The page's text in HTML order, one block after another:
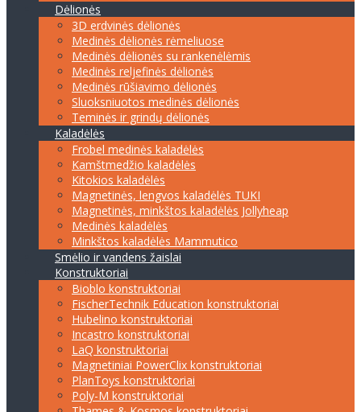
Dėlionės
3D erdvinės dėlionės
Medinės dėlionės rėmeliuose
Medinės dėlionės su rankenėlėmis
Medinės reljefinės dėlionės
Medinės rūšiavimo dėlionės
Sluoksniuotos medinės dėlionės
Teminės ir grindų dėlionės
Kaladėlės
Frobel medinės kaladėlės
Kamštmedžio kaladėlės
Kitokios kaladėlės
Magnetinės, lengvos kaladėlės TUKI
Magnetinės, minkštos kaladėlės Jollyheap
Medinės kaladėlės
Minkštos kaladėlės Mammutico
Smėlio ir vandens žaislai
Konstruktoriai
Bioblo konstruktoriai
FischerTechnik Education konstruktoriai
Hubelino konstruktoriai
Incastro konstruktoriai
LaQ konstruktoriai
Magnetiniai PowerClix konstruktoriai
PlanToys konstruktoriai
Poly-M konstruktoriai